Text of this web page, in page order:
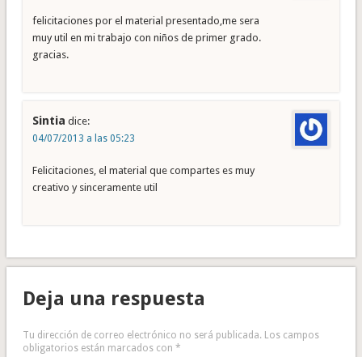
felicitaciones por el material presentado,me sera
muy util en mi trabajo con niños de primer grado.
gracias.
Sintia dice:
04/07/2013 a las 05:23
Felicitaciones, el material que compartes es muy
creativo y sinceramente util
Deja una respuesta
Tu dirección de correo electrónico no será publicada. Los campos
obligatorios están marcados con *